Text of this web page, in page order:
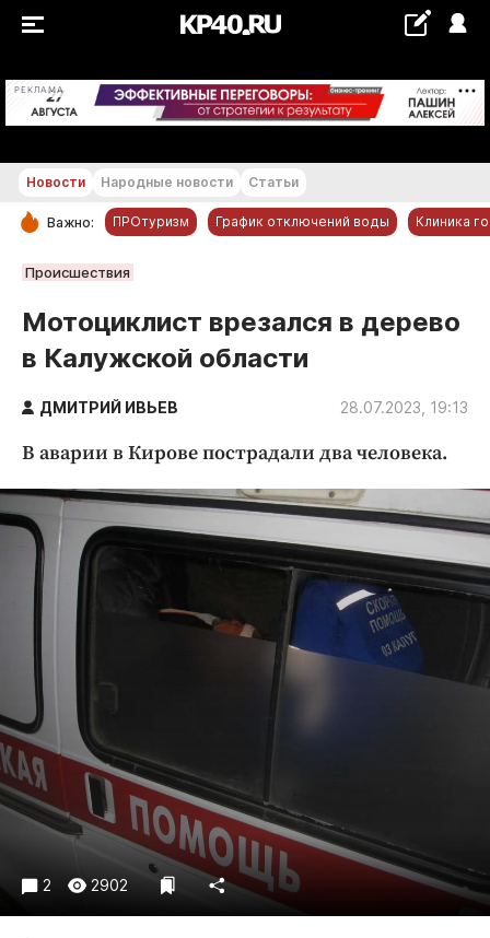
РЕКЛАМА +17...+18 °С
РУБРИКИ
Новости компаний
Статьи
Народные новости
Благоустройство
Криминал
Культура
Недвижимость и ЖКХ
Образование
Общество
Происшествия
Спорт
Экономика и бизнес
ПРОЕКТЫ
Блоги
Издания
Новости Народные новости Статьи
Важно: ПРОтуризм График отключений воды Клиника
Происшествия
Мотоциклист врезался в дерево
в Калужской области
ДМИТРИЙ ИВЬЕВ 28.07.2023, 19:13
В аварии в Кирове пострадали два человека.
2 2902